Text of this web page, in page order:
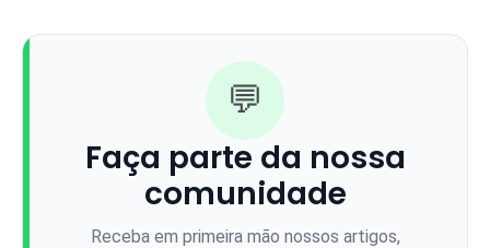
💬
Faça parte da nossa
comunidade
Receba em primeira mão nossos artigos,